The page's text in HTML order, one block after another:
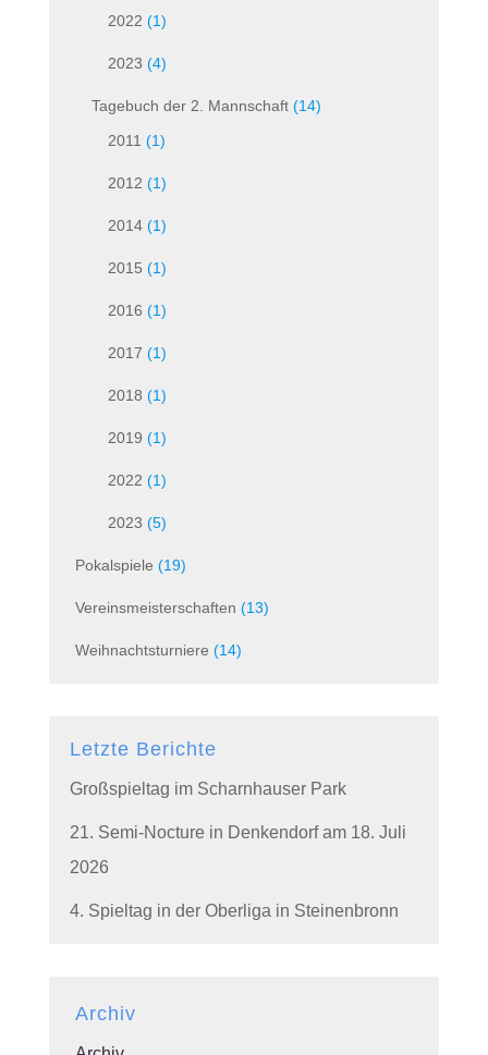
2022 (1)
2023 (4)
Tagebuch der 2. Mannschaft(14)
2011 (1)
2012 (1)
2014(1)
2015 (1)
2016 (1)
2017 (1)
2018 (1)
2019 (1)
2022 (1)
2023 (5)
Pokalspiele (19)
Vereinsmeisterschaften (13)
Weihnachtsturniere (14)
Letzte Berichte
Großspieltag im Scharnhauser Park
21. Semi-Nocture in Denkendorf am 18. Juli
2026
4. Spieltag in der Oberliga in Steinenbronn
Archiv